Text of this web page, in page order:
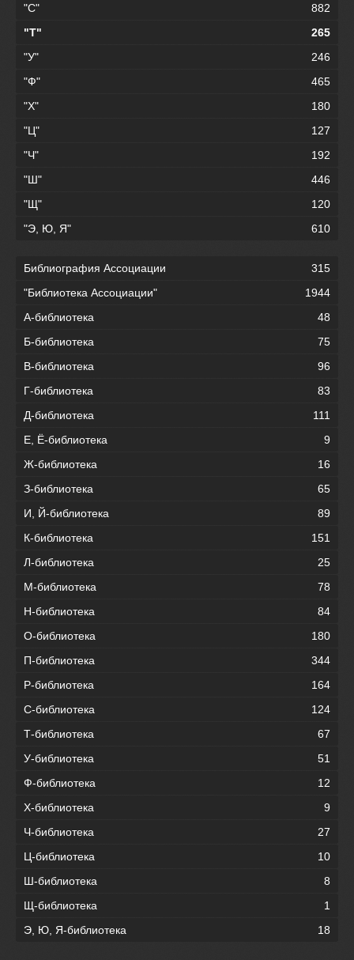
"С"
882
"Т"
265
"У"
246
"Ф"
465
"Х"
180
"Ц"
127
"Ч"
192
"Ш"
446
"Щ"
120
"Э, Ю, Я"
610
Библиография Ассоциации
315
"Библиотека Ассоциации"
1944
А-библиотека
48
Б-библиотека
75
В-библиотека
96
Г-библиотека
83
Д-библиотека
111
Е, Ё-библиотека
9
Ж-библиотека
16
З-библиотека
65
И, Й-библиотека
89
К-библиотека
151
Л-библиотека
25
М-библиотека
78
Н-библиотека
84
О-библиотека
180
П-библиотека
344
Р-библиотека
164
С-библиотека
124
Т-библиотека
67
У-библиотека
51
Ф-библиотека
12
Х-библиотека
9
Ч-библиотека
27
Ц-библиотека
10
Ш-библиотека
8
Щ-библиотека
1
Э, Ю, Я-библиотека
18